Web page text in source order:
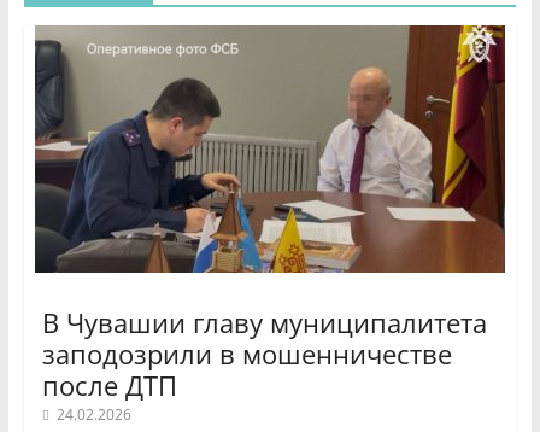
В Чувашии главу муниципалитета
заподозрили в мошенничестве
после ДТП
24.02.2026